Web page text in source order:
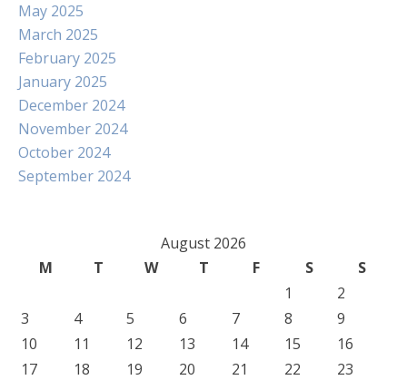
May 2025
March 2025
February 2025
January 2025
December 2024
November 2024
October 2024
September 2024
August 2026
M
T W T F S
S
1
2
3
4 5 6 7 8
9
10
11 12 13 14 15
16
17
18 19 20 21 22
23